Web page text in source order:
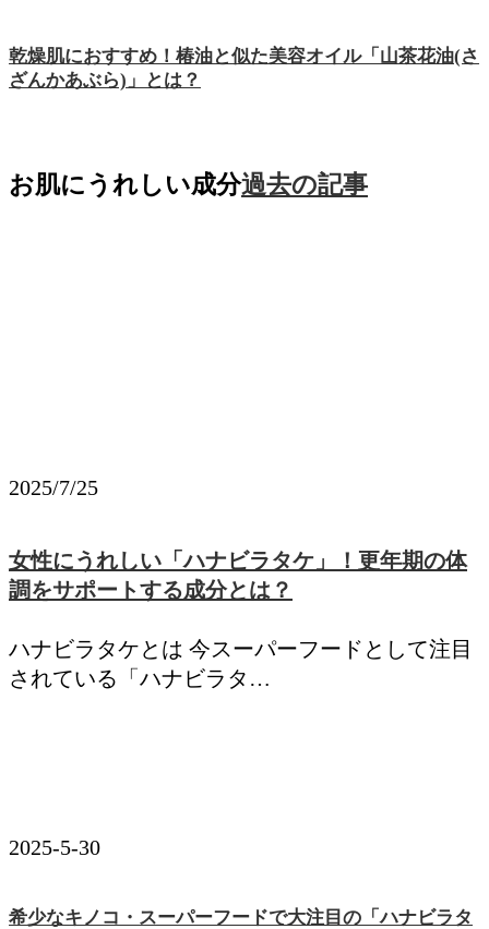
乾燥肌におすすめ！椿油と似た美容オイル「山茶花油(さ
ざんかあぶら)」とは？
お肌にうれしい成分過去の記事
2025/7/25
女性にうれしい「ハナビラタケ」！更年期の体
調をサポートする成分とは？
ハナビラタケとは 今スーパーフードとして注目
されている「ハナビラタ…
2025-5-30
希少なキノコ・スーパーフードで大注目の「ハナビラタ